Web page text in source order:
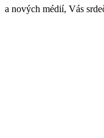
a nových médií, Vás